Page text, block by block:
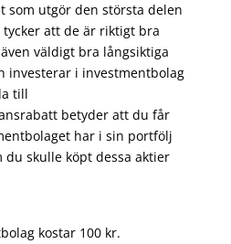
som utgör den största delen
att de är riktigt bra
väldigt bra långsiktiga
investerar i investmentbolag
till
betyder att du får
har i sin portfölj
skulle köpt dessa aktier
kostar 100 kr.